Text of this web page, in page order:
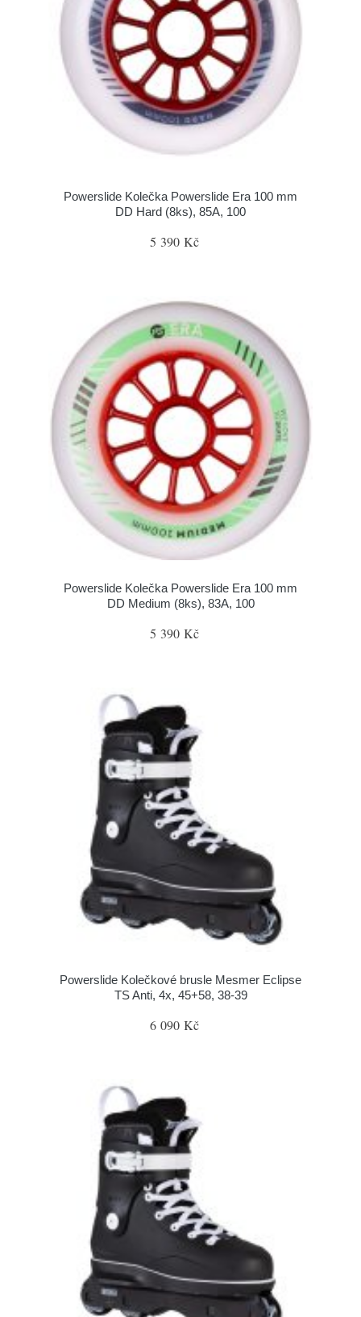
Powerslide Kolečka Powerslide Era 100 mm
DD Hard (8ks), 85A, 100
5 390 Kč
Powerslide Kolečka Powerslide Era 100 mm
DD Medium (8ks), 83A, 100
5 390 Kč
Powerslide Kolečkové brusle Mesmer Eclipse
TS Anti, 4x, 45+58, 38-39
6 090 Kč